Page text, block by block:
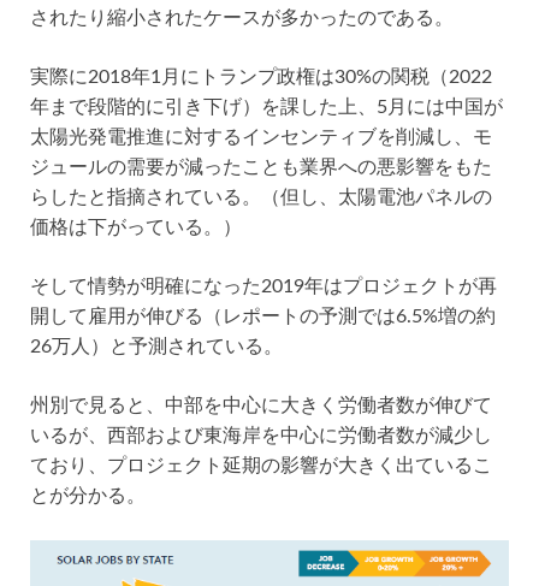
されたり縮小されたケースが多かったのである。
実際に2018年1月にトランプ政権は30%の関税（2022
年まで段階的に引き下げ）を課した上、5月には中国が
太陽光発電推進に対するインセンティブを削減し、モ
ジュールの需要が減ったことも業界への悪影響をもた
らしたと指摘されている。（但し、太陽電池パネルの
価格は下がっている。）
そして情勢が明確になった2019年はプロジェクトが再
開して雇用が伸びる（レポートの予測では6.5%増の約
26万人）と予測されている。
州別で見ると、中部を中心に大きく労働者数が伸びて
いるが、西部および東海岸を中心に労働者数が減少し
ており、プロジェクト延期の影響が大きく出ているこ
とが分かる。